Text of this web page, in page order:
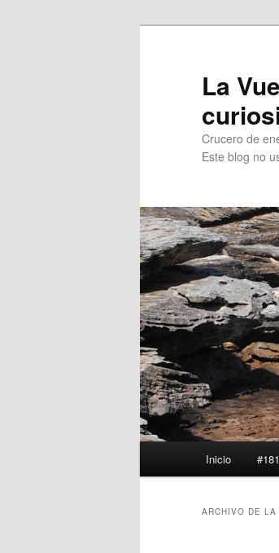
La
Crucero de
Este blog no
Inicio
ARCHIVO DE LA